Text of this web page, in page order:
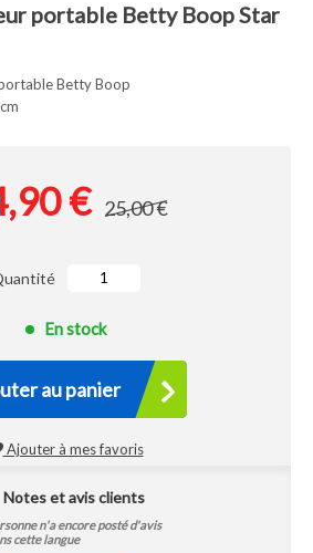
portable Betty Boop Star
Betty Boop
€ 25,00 €
En stock
au panier
Ajouter à mes favoris
Notes et avis clients
n'a encore posté d'avis
cette langue